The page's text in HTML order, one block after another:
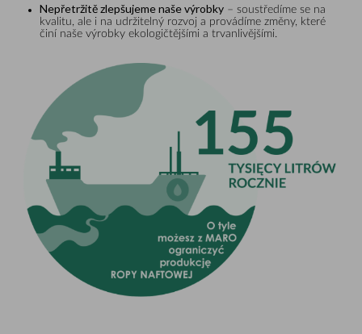
Nepřetržitě zlepšujeme naše výrobky – soustředíme se na
kvalitu, ale i na udržitelný rozvoj a provádíme změny, které
činí naše výrobky ekologičtějšími a trvanlivějšími.